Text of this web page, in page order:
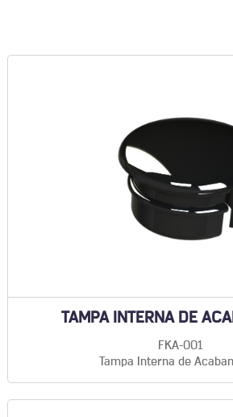
TAMPA INTERNA DE
FKA-001
Tampa Interna de